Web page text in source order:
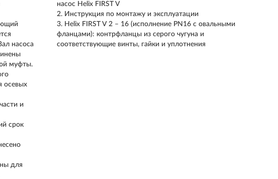
насос Helix FIRST V
Инструкция по монтажу и эксплуатации
Helix FIRST V 2 – 16 (исполнение PN16 с овальными
фланцами): контрфланцы из серого чугуна и
соответствующие винты, гайки и уплотнения
насоса
муфты.
осевых
и
срок
для